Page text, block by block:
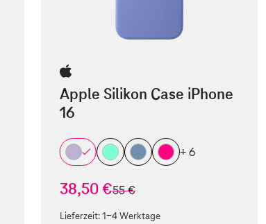
Apple Silikon Case iPhone
16
+ 6
38,50 €statt
55 €
Lieferzeit:1-4 Werktage